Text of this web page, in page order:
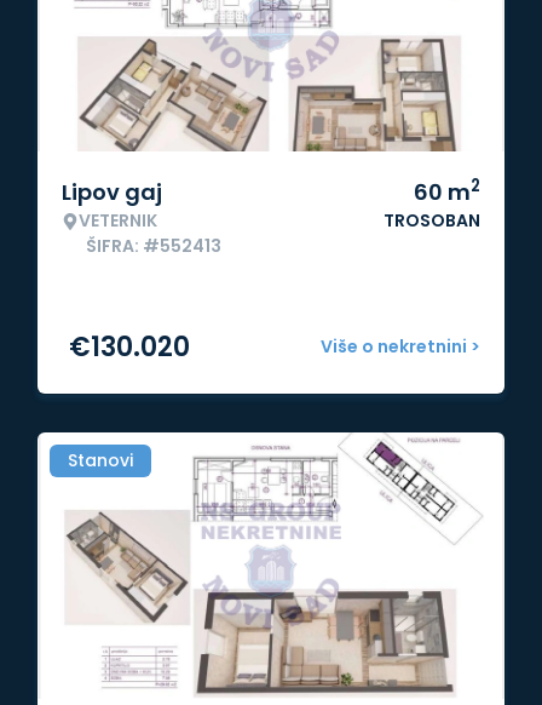
Lipov gaj
VETERNIK
ŠIFRA: #552413
60 m2
TROSOBAN
Više o nekretnini >
€130.020
Stanovi